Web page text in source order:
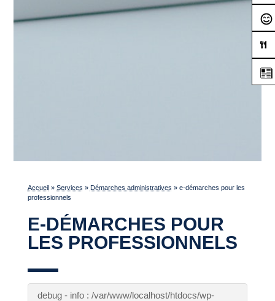
Accueil » Services » Démarches administratives » e-démarches pour les
professionnels
E-DÉMARCHES POUR
LES PROFESSIONNELS
debug - info : /var/www/localhost/htdocs/wp-